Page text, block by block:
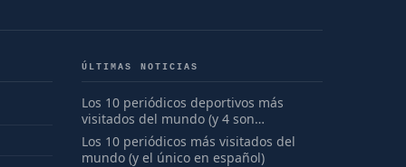
ÚLTIMAS NOTICIAS
Los 10 periódicos deportivos más
visitados del mundo (y 4 son
españoles)
Los 10 periódicos más visitados del
mundo (y el único en español)